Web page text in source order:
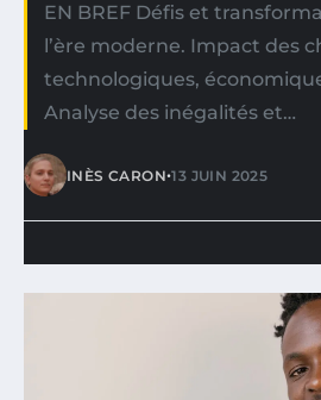
EN BREF Défis et
l’ère moderne. Impact des
technologiques,
Analyse des inégalités et…
INÈS CARON•13 JUIN 2025